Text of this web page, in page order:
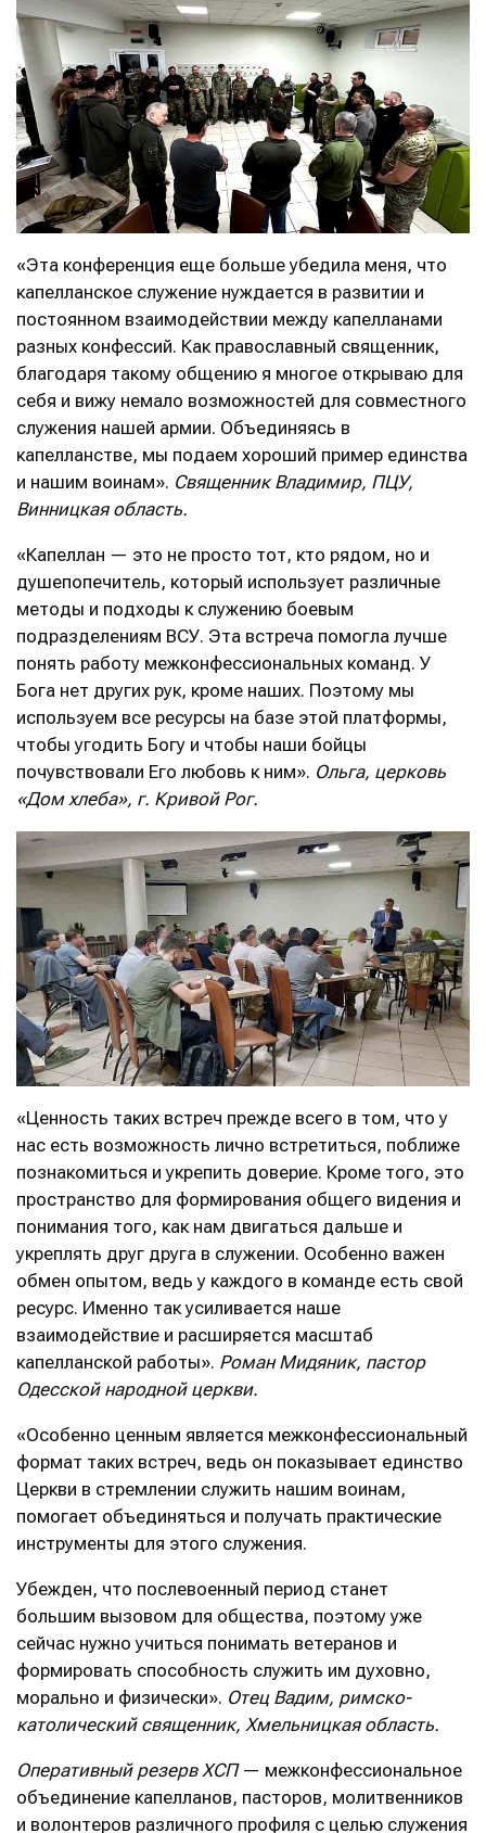
«Эта конференция еще больше убедила меня, что
капелланское служение нуждается в развитии и
постоянном взаимодействии между капелланами
разных конфессий. Как православный священник,
благодаря такому общению я многое открываю для
себя и вижу немало возможностей для совместного
служения нашей армии. Объединяясь в
капелланстве, мы подаем хороший пример единства
и нашим воинам». Священник Владимир, ПЦУ,
Винницкая область.
«Капеллан — это не просто тот, кто рядом, но и
душепопечитель, который использует различные
методы и подходы к служению боевым
подразделениям ВСУ. Эта встреча помогла лучше
понять работу межконфессиональных команд. У
Бога нет других рук, кроме наших. Поэтому мы
используем все ресурсы на базе этой платформы,
чтобы угодить Богу и чтобы наши бойцы
почувствовали Его любовь к ним». Ольга, церковь
«Дом хлеба», г. Кривой Рог.
«Ценность таких встреч прежде всего в том, что у
нас есть возможность лично встретиться, поближе
познакомиться и укрепить доверие. Кроме того, это
пространство для формирования общего видения и
понимания того, как нам двигаться дальше и
укреплять друг друга в служении. Особенно важен
обмен опытом, ведь у каждого в команде есть свой
ресурс. Именно так усиливается наше
взаимодействие и расширяется масштаб
капелланской работы». Роман Мидяник, пастор
Одесской народной церкви.
«Особенно ценным является межконфессиональный
формат таких встреч, ведь он показывает единство
Церкви в стремлении служить нашим воинам,
помогает объединяться и получать практические
инструменты для этого служения.
Убежден, что послевоенный период станет
большим вызовом для общества, поэтому уже
сейчас нужно учиться понимать ветеранов и
формировать способность служить им духовно,
морально и физически». Отец Вадим, римско-
католический священник, Хмельницкая область.
Оперативный резерв ХСП— межконфессиональное
объединение капелланов, пасторов, молитвенников
и волонтеров различного профиля с целью служения